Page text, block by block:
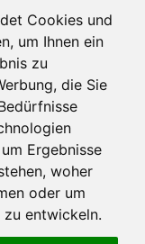
Cookies und
um Ihnen ein
zu
die Sie
Ergebnisse
woher
oder um
zu entwickeln.